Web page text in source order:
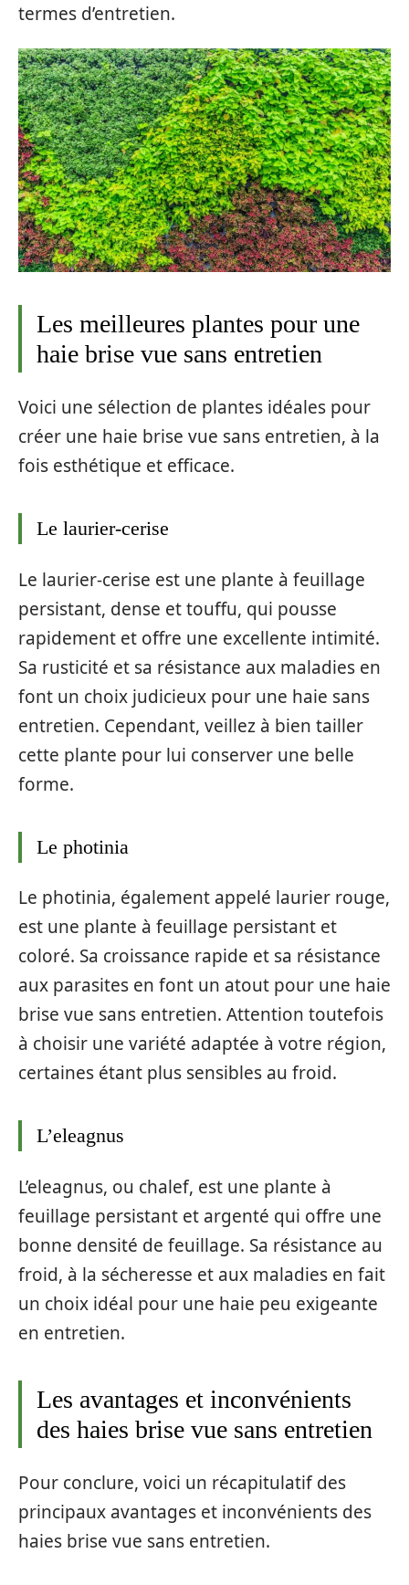
termes d’entretien.
Les meilleures plantes pour une
haie brise vue sans entretien
Voici une sélection de plantes idéales pour
créer une haie brise vue sans entretien, à la
fois esthétique et efficace.
Le laurier-cerise
Le laurier-cerise est une plante à feuillage
persistant, dense et touffu, qui pousse
rapidement et offre une excellente intimité.
Sa rusticité et sa résistance aux maladies en
font un choix judicieux pour une haie sans
entretien. Cependant, veillez à bien tailler
cette plante pour lui conserver une belle
forme.
Le photinia
Le photinia, également appelé laurier rouge,
est une plante à feuillage persistant et
coloré. Sa croissance rapide et sa résistance
aux parasites en font un atout pour une haie
brise vue sans entretien. Attention toutefois
à choisir une variété adaptée à votre région,
certaines étant plus sensibles au froid.
L’eleagnus
L’eleagnus, ou chalef, est une plante à
feuillage persistant et argenté qui offre une
bonne densité de feuillage. Sa résistance au
froid, à la sécheresse et aux maladies en fait
un choix idéal pour une haie peu exigeante
en entretien.
Les avantages et inconvénients
des haies brise vue sans entretien
Pour conclure, voici un récapitulatif des
principaux avantages et inconvénients des
haies brise vue sans entretien.